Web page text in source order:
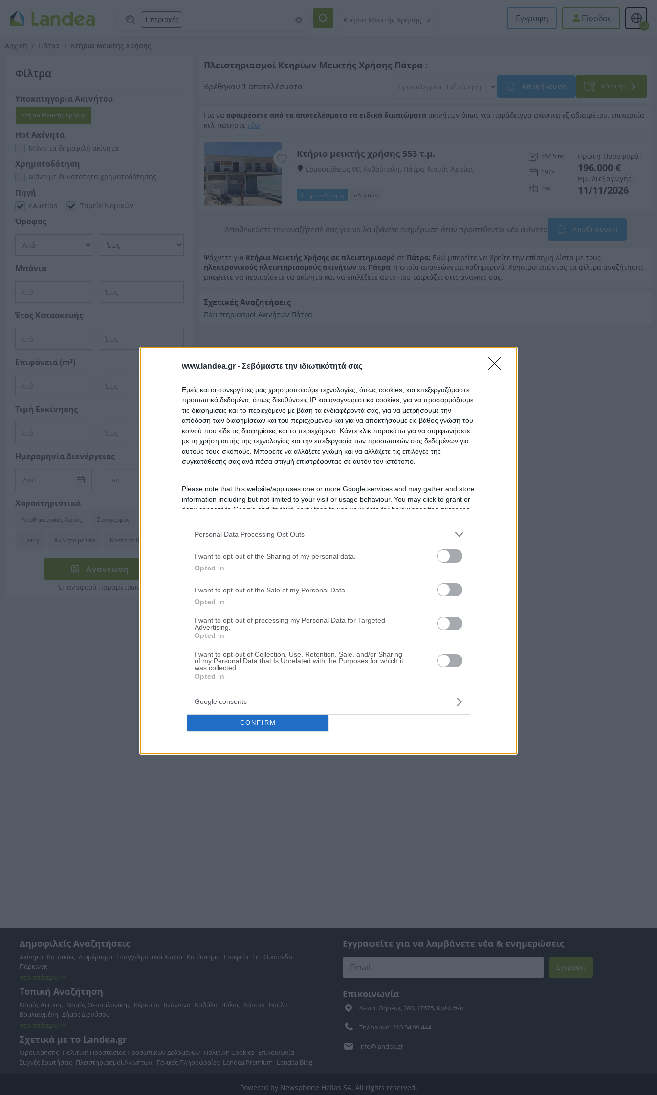
www.landea.gr - Σεβόμαστε την ιδιωτικότητά σας
Εμείς και οι συνεργάτες μας χρησιμοποιούμε τεχνολογίες, όπως cookies, και επεξεργαζόμαστε
προσωπικά δεδομένα, όπως διευθύνσεις IP και αναγνωριστικά cookies, για να προσαρμόζουμε
τις διαφημίσεις και το περιεχόμενο με βάση τα ενδιαφέροντά σας, για να μετρήσουμε την
απόδοση των διαφημίσεων και του περιεχομένου και για να αποκτήσουμε εις βάθος γνώση του
κοινού που είδε τις διαφημίσεις και το περιεχόμενο. Κάντε κλικ παρακάτω για να συμφωνήσετε
με τη χρήση αυτής της τεχνολογίας και την επεξεργασία των προσωπικών σας δεδομένων για
αυτούς τους σκοπούς. Μπορείτε να αλλάξετε γνώμη και να αλλάξετε τις επιλογές της
συγκατάθεσής σας ανά πάσα στιγμή επιστρέφοντας σε αυτόν τον ιστότοπο.
Please note that this website/app uses one or more Google services and may gather and store
information including but not limited to your visit or usage behaviour. You may click to grant or
deny consent to Google and its third-party tags to use your data for below specified purposes
in below Google consent section.
Personal Data Processing Opt Outs
I want to opt-out of the Sharing of my personal data.
Opted In
I want to opt-out of the Sale of my Personal Data.
Opted In
I want to opt-out of processing my Personal Data for Targeted
Advertising.
Opted In
I want to opt-out of Collection, Use, Retention, Sale, and/or Sharing
of my Personal Data that Is Unrelated with the Purposes for which it
was collected.
Opted In
Google consents
CONFIRM
1 περιοχές Εγγραφή Είσοδος
el
Αρχική Πάτρα Κτήρια Μεικτής Χρήσης
Φίλτρα
Υποκατηγορία Ακινήτου
Κτήρια Μεικτής Χρήσης
Hot Ακίνητα
Μόνο τα δημοφιλή ακίνητα
Χρηματοδότηση
Μόνο με δυνατότητα χρηματοδότησης
Πηγή
eAuction Ταμείο Νομικών
Όροφος
Μπάνια
Έτος Κατασκευής
Επιφάνεια (m²)
Τιμή Εκκίνησης
Ημερομηνία Διενέργειας
Χαρακτηριστικά
Αποθηκευτικός Χώρος Συναγερμός
Luxury Ακίνητο με θέα Κοντά σε θάλασσα
Ανανέωση
Επαναφορά παραμέτρων
Πλειστηριασμοί Κτηρίων Μεικτής Χρήσης Πάτρα :
Βρέθηκαν 1 αποτελέσματα Αποθήκευση Xάρτης
Για να αφαιρέσετε από τα αποτελέσματα τα ειδικά δικαιώματα ακινήτων όπως για παράδειγμα ακίνητα εξ αδιαιρέτου, επικαρπία
κτλ, πατήστε εδώ
Κτήριo μεικτής χρήσης 553 τ.μ.
Ερμουπόλεως 90, Ανθούπολη, Πάτρα, Νομός Αχαίας
Χρηματοδότηση eAuction
552.5 m²
1978
1ος
Πρώτη Προσφορά:
196.000 €
Ημ. Διεξαγωγής:
11/11/2026
Αποθηκεύστε την αναζήτησή σας για να λαμβάνετε ενημέρωση όταν προστίθενται νέα ακίνητα Αποθήκευση
Ψάχνετε για Κτήρια Μεικτής Χρήσης σε πλειστηριασμό σε Πάτρα; Εδώ μπορείτε να βρείτε την επίσημη λίστα με τους
ηλεκτρονικούς πλειστηριασμούς ακινήτων σε Πάτρα, η οποία ανανεώνεται καθημερινά. Χρησιμοποιώντας τα φίλτρα αναζήτησης
μπορείτε να περιορίσετε τα ακίνητα και να επιλέξετε αυτό που ταιριάζει στις ανάγκες σας.
Σχετικές Αναζητήσεις
Πλειστηριασμοί Ακινήτων Πάτρα
Δημοφιλείς Αναζητήσεις
Ακίνητα Κατοικίες Διαμέρισμα Επαγγελματικοί Χώροι Κατάστημα Γραφεία Γη Οικόπεδο
Πάρκινγκ
περισσότερα >>
Τοπική Αναζήτηση
Νομός Αττικής Νομός Θεσσαλονίκης Κέρκυρα Ιωάννινα Καβάλα Βόλος Λάρισα Βούλα
Βουλιαγμένη Δήμος Διονύσου
περισσότερα >>
Σχετικά με το Landea.gr
Όροι Χρήσης Πολιτική Προστασίας Προσωπικών Δεδομένων Πολιτική Cookies Επικοινωνία
Συχνές Ερωτήσεις Πλειστηριασμοί Ακινήτων - Γενικές Πληροφορίες Landea Premium Landea Blog
Εγγραφείτε για να λαμβάνετε νέα & ενημερώσεις
Εγγραφή
Επικοινωνία
Λεωφ. Θησέως 280, 17675, Καλλιθέα
Τηλέφωνο: 210 94 99 444
info@landea.gr
Powered by Newsphone Hellas SA. All rights reserved.